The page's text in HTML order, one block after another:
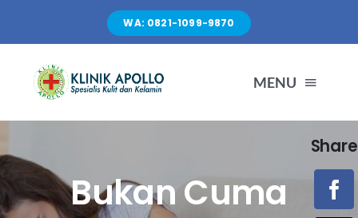
content
WA: 0821-1099-9870
MENU
LAYANAN
Bukan Cuma
Share